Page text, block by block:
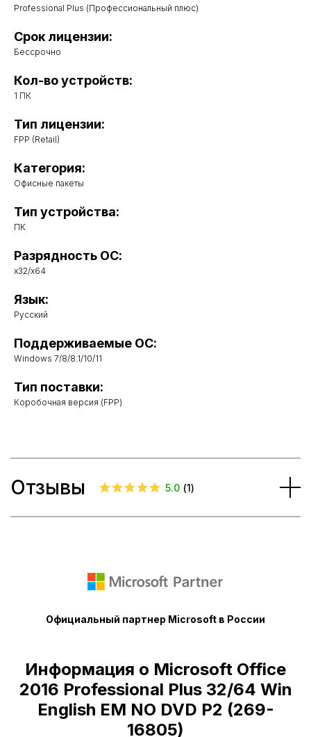
Professional Plus (Профессиональный плюс)
Срок лицензии:
Бессрочно
Кол-во устройств:
1 ПК
Тип лицензии:
FPP (Retail)
Категория:
Офисные пакеты
Тип устройства:
ПК
Разрядность ОС:
x32/x64
Язык:
Русский
Поддерживаемые ОС:
Windows 7/8/8.1/10/11
Тип поставки:
Коробочная версия (FPP)
Отзывы 5.0 (1)
Официальный партнер Microsoft в России
Информация о Microsoft Office
2016 Professional Plus 32/64 Win
English EM NO DVD P2 (269-
16805)